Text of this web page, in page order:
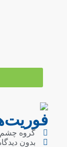
گروه
بدون